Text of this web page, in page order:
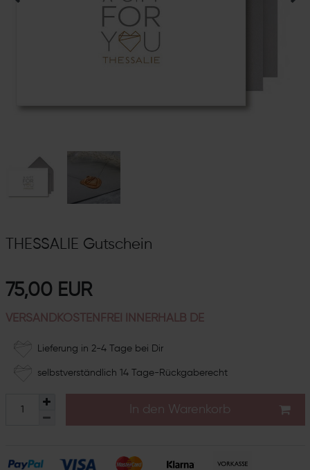
THESSALIE Gutschein
75,00 EUR
VERSANDKOSTENFREI INNERHALB DE
Lieferung in 2-4 Tage bei Dir
selbstverständlich 14 Tage-Rückgaberecht
In den Warenkorb